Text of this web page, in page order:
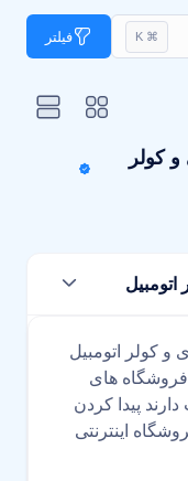
⌘ K فیلتر
کولر
کولر اتومبیل
های
پیدا کردن
اینترنتی